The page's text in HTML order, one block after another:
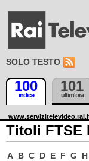
SOLO TESTO
100
indice
101
ultim'ora
Titoli FTSE
A B C D E F G H